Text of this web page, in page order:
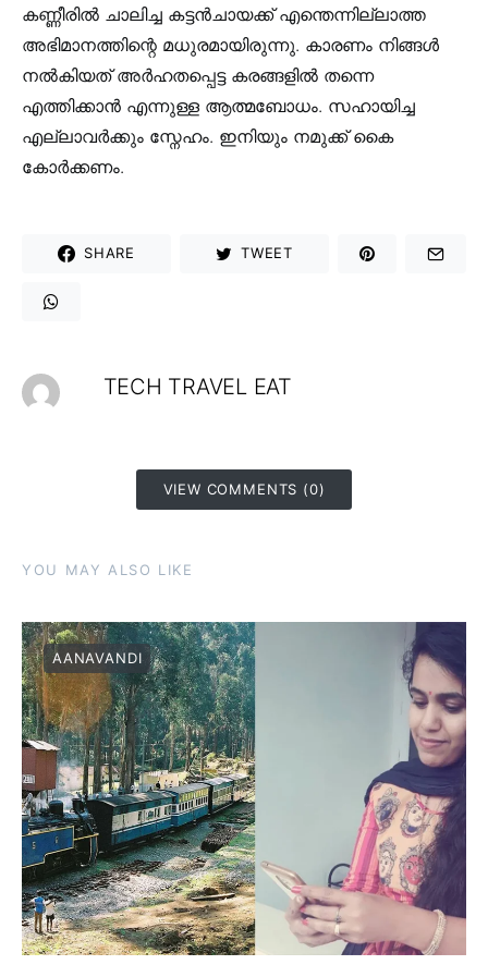
കണ്ണീരിൽ ചാലിച്ച കട്ടൻചായക്ക് എന്തെന്നില്ലാത്ത
അഭിമാനത്തിന്റെ മധുരമായിരുന്നു. കാരണം നിങ്ങൾ
നൽകിയത് അർഹതപ്പെട്ട കരങ്ങളിൽ തന്നെ
എത്തിക്കാൻ എന്നുള്ള ആത്മബോധം. സഹായിച്ച
എല്ലാവർക്കും സ്നേഹം. ഇനിയും നമുക്ക് കൈ
കോർക്കണം.
SHARE TWEET
TECH TRAVEL EAT
VIEW COMMENTS (0)
YOU MAY ALSO LIKE
AANAVANDI